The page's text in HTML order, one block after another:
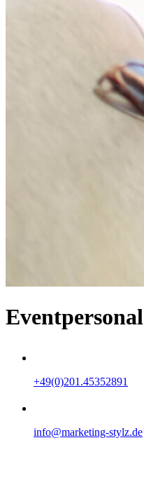
Eventpersonal
+49(0)201.45352891
info@marketing-stylz.de